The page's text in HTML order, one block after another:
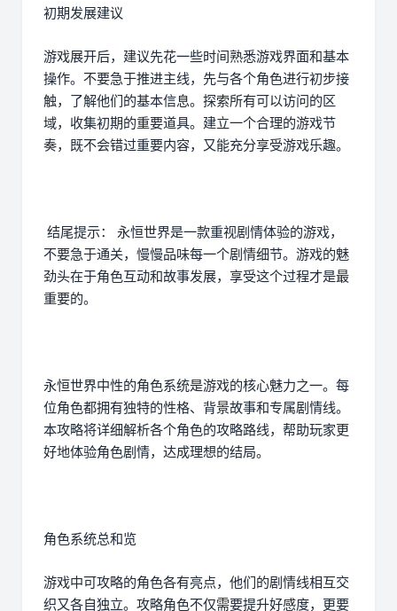
初期发展建议
游戏展开后，建议先花一些时间熟悉游戏界面和基本
操作。不要急于推进主线，先与各个角色进行初步接
触，了解他们的基本信息。探索所有可以访问的区
域，收集初期的重要道具。建立一个合理的游戏节
奏，既不会错过重要内容，又能充分享受游戏乐趣。
结尾提示： 永恒世界是一款重视剧情体验的游戏，
不要急于通关，慢慢品味每一个剧情细节。游戏的魅
劲头在于角色互动和故事发展，享受这个过程才是最
重要的。
永恒世界中性的角色系统是游戏的核心魅力之一。每
位角色都拥有独特的性格、背景故事和专属剧情线。
本攻略将详细解析各个角色的攻略路线，帮助玩家更
好地体验角色剧情，达成理想的结局。
角色系统总和览
游戏中可攻略的角色各有亮点，他们的剧情线相互交
织又各自独立。攻略角色不仅需要提升好感度，更要